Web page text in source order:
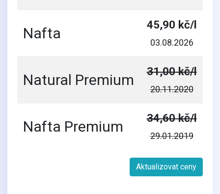
Nafta 45,90 kč/l
03.08.2026
Natural Premium 31,00 kč/l
20.11.2020
Nafta Premium 34,60 kč/l
29.01.2019
Aktualizovat ceny